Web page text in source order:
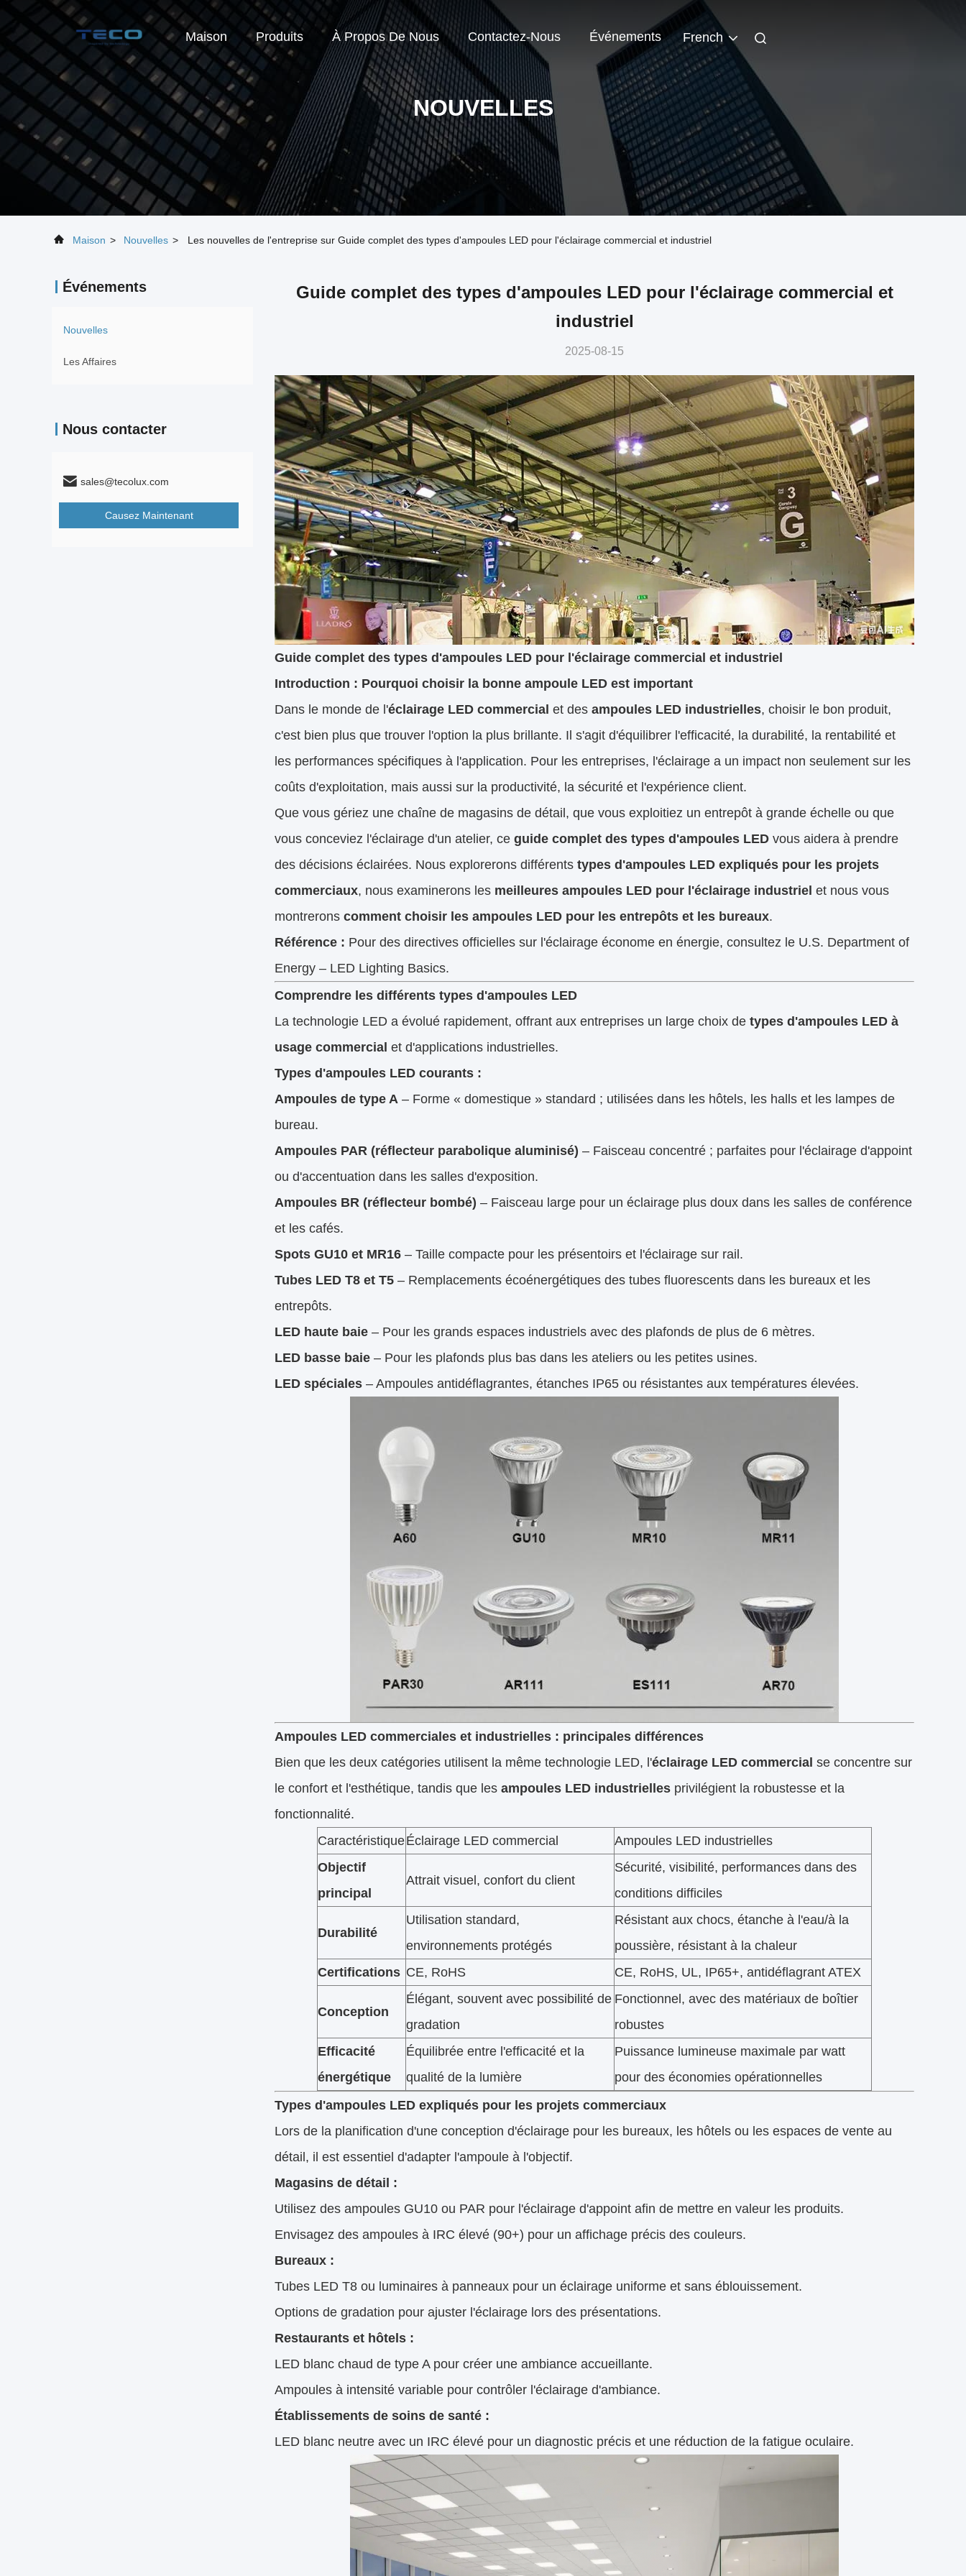
Maison Produits À Propos De Nous Contactez-Nous Événements French
NOUVELLES
Maison > Nouvelles > Les nouvelles de l'entreprise sur Guide complet des types d'ampoules LED pour l'éclairage commercial et industriel
Événements
Nouvelles
Les Affaires
Nous contacter
sales@tecolux.com
Causez Maintenant
Guide complet des types d'ampoules LED pour l'éclairage commercial et
industriel
2025-08-15
Guide complet des types d'ampoules LED pour l'éclairage commercial et industriel
Introduction : Pourquoi choisir la bonne ampoule LED est important
Dans le monde de l'éclairage LED commercial et des ampoules LED industrielles, choisir le bon produit,
c'est bien plus que trouver l'option la plus brillante. Il s'agit d'équilibrer l'efficacité, la durabilité, la rentabilité et
les performances spécifiques à l'application. Pour les entreprises, l'éclairage a un impact non seulement sur les
coûts d'exploitation, mais aussi sur la productivité, la sécurité et l'expérience client.
Que vous gériez une chaîne de magasins de détail, que vous exploitiez un entrepôt à grande échelle ou que
vous conceviez l'éclairage d'un atelier, ce guide complet des types d'ampoules LED vous aidera à prendre
des décisions éclairées. Nous explorerons différents types d'ampoules LED expliqués pour les projets
commerciaux, nous examinerons les meilleures ampoules LED pour l'éclairage industriel et nous vous
montrerons comment choisir les ampoules LED pour les entrepôts et les bureaux.
Référence : Pour des directives officielles sur l'éclairage économe en énergie, consultez le U.S. Department of
Energy – LED Lighting Basics.
Comprendre les différents types d'ampoules LED
La technologie LED a évolué rapidement, offrant aux entreprises un large choix de types d'ampoules LED à
usage commercial et d'applications industrielles.
Types d'ampoules LED courants :
Ampoules de type A – Forme « domestique » standard ; utilisées dans les hôtels, les halls et les lampes de
bureau.
Ampoules PAR (réflecteur parabolique aluminisé) – Faisceau concentré ; parfaites pour l'éclairage d'appoint
ou d'accentuation dans les salles d'exposition.
Ampoules BR (réflecteur bombé) – Faisceau large pour un éclairage plus doux dans les salles de conférence
et les cafés.
Spots GU10 et MR16 – Taille compacte pour les présentoirs et l'éclairage sur rail.
Tubes LED T8 et T5 – Remplacements écoénergétiques des tubes fluorescents dans les bureaux et les
entrepôts.
LED haute baie – Pour les grands espaces industriels avec des plafonds de plus de 6 mètres.
LED basse baie – Pour les plafonds plus bas dans les ateliers ou les petites usines.
LED spéciales – Ampoules antidéflagrantes, étanches IP65 ou résistantes aux températures élevées.
Ampoules LED commerciales et industrielles : principales différences
Bien que les deux catégories utilisent la même technologie LED, l'éclairage LED commercial se concentre sur
le confort et l'esthétique, tandis que les ampoules LED industrielles privilégient la robustesse et la
fonctionnalité.
CaractéristiqueÉclairage LED commercial
Ampoules LED industrielles
Objectif
principal
Attrait visuel, confort du client
Sécurité, visibilité, performances dans des
conditions difficiles
Durabilité
Utilisation standard,
environnements protégés
Résistant aux chocs, étanche à l'eau/à la
poussière, résistant à la chaleur
Certifications CE, RoHS CE, RoHS, UL, IP65+, antidéflagrant ATEX
Conception
Élégant, souvent avec possibilité de
gradation
Fonctionnel, avec des matériaux de boîtier
robustes
Efficacité
énergétique
Équilibrée entre l'efficacité et la
qualité de la lumière
Puissance lumineuse maximale par watt
pour des économies opérationnelles
Types d'ampoules LED expliqués pour les projets commerciaux
Lors de la planification d'une conception d'éclairage pour les bureaux, les hôtels ou les espaces de vente au
détail, il est essentiel d'adapter l'ampoule à l'objectif.
Magasins de détail :
Utilisez des ampoules GU10 ou PAR pour l'éclairage d'appoint afin de mettre en valeur les produits.
Envisagez des ampoules à IRC élevé (90+) pour un affichage précis des couleurs.
Bureaux :
Tubes LED T8 ou luminaires à panneaux pour un éclairage uniforme et sans éblouissement.
Options de gradation pour ajuster l'éclairage lors des présentations.
Restaurants et hôtels :
LED blanc chaud de type A pour créer une ambiance accueillante.
Ampoules à intensité variable pour contrôler l'éclairage d'ambiance.
Établissements de soins de santé :
LED blanc neutre avec un IRC élevé pour un diagnostic précis et une réduction de la fatigue oculaire.